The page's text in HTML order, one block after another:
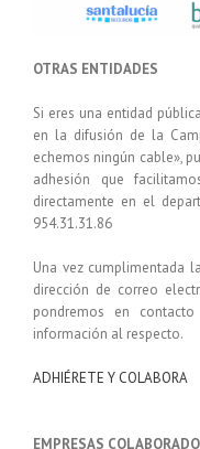
OTRAS ENTIDADES
Si eres una entidad
en la difusión de la
echemos ningún cable»,
adhesión que
directamente en el
954.31.31.86
Una vez cumplimentada
dirección de correo
pondremos en
información al respecto.
ADHIÉRETE Y COLABORA
EMPRESAS